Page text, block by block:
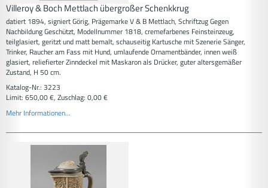
Villeroy & Boch Mettlach übergroßer Schenkkrug
datiert 1894, signiert Görig, Prägemarke V & B Mettlach, Schriftzug Gegen
Nachbildung Geschützt, Modellnummer 1818, cremefarbenes Feinsteinzeug,
teilglasiert, geritzt und matt bemalt, schauseitig Kartusche mit Szenerie Sänger,
Trinker, Raucher am Fass mit Hund, umlaufende Ornamentbänder, innen weiß
glasiert, reliefierter Zinndeckel mit Maskaron als Drücker, guter altersgemäßer
Zustand, H 50 cm.
Katalog-Nr.: 3223
Limit: 650,00 €, Zuschlag: 0,00 €
Mehr Informationen...